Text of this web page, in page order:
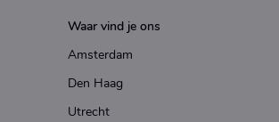
Waar vind je ons
Amsterdam
Den Haag
Utrecht